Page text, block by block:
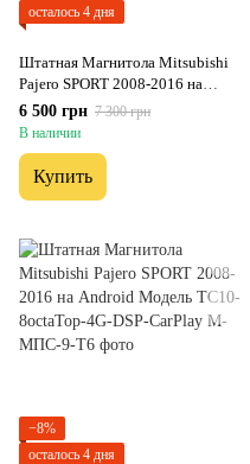
осталось 4 дня
Штатная Магнитола Mitsubishi
Pajero SPORT 2008-2016 на
Android Модель XyAuto-
3GWiFi+Carplay 2/32 Гб
6 500 грн 7 300 грн
В наличии
Купить
−8%
осталось 4 дня